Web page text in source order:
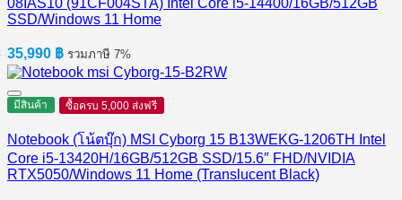
08IAS10 (91CF004STA) Intel Core i5-14400/16GB/512GB
SSD/Windows 11 Home
35,990 ฿ รวมภาษี 7%
มีสินค้า ซื้อครบ 5,000 ส่งฟรี
Notebook (โน้ตบุ๊ก) MSI Cyborg 15 B13WEKG-1206TH Intel
Core i5-13420H/16GB/512GB SSD/15.6″ FHD/NVIDIA
RTX5050/Windows 11 Home (Translucent Black)